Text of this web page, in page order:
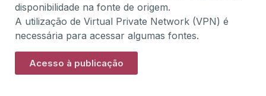
disponibilidade na fonte de origem.
A utilização de Virtual Private Network (VPN) é
necessária para acessar algumas fontes.
Acesso à publicação